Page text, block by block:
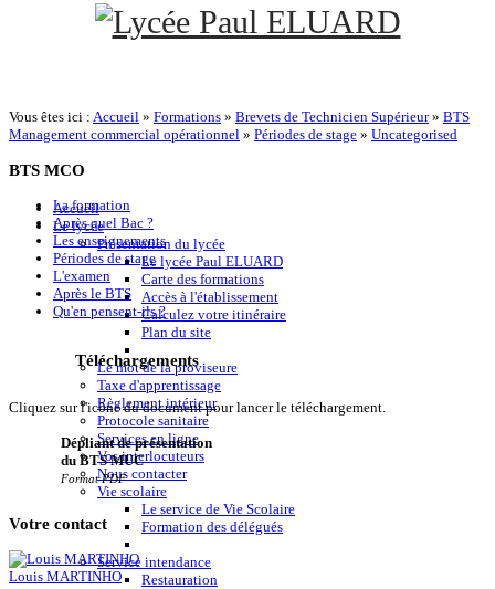
Accueil
Le lycée
Présentation du lycée
Le lycée Paul ELUARD
Carte des formations
Accès à l'établissement
Calculez votre itinéraire
Plan du site
Le mot de la proviseure
Taxe d'apprentissage
Règlement intérieur
Protocole sanitaire
Services en ligne
Vos interlocuteurs
Nous contacter
Vie scolaire
Le service de Vie Scolaire
Formation des délégués
Service intendance
Restauration
Vous êtes ici : Accueil » Formations » Brevets de Technicien Supérieur» BTS
Management commercial opérationnel » Périodes de stage » Uncategorised
BTS MCO
La formation
Après quel Bac ?
Les enseignements
Périodes de stage
L'examen
Après le BTS
Qu'en pensent-ils ?
Téléchargements
Cliquez sur l'icône du document pour lancer le téléchargement.
Dépliant de présentation
du BTS MUC
Format PDF
Votre contact
Louis MARTINHO